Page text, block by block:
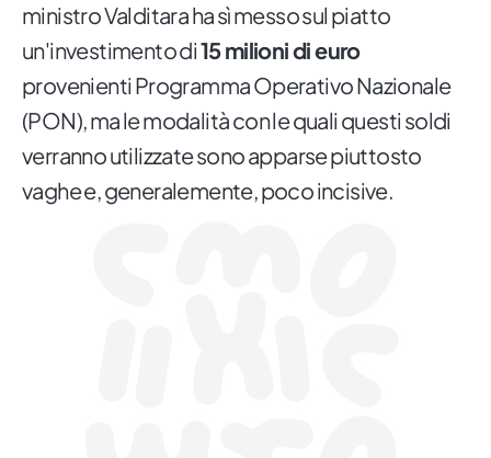
ministro Valditara ha sì messo sul piatto
un'investimento di15 milioni di euro
provenienti Programma Operativo Nazionale
(PON), ma le modalità con le quali questi soldi
verranno utilizzate sono apparse piuttosto
vaghe e, generalemente, poco incisive.